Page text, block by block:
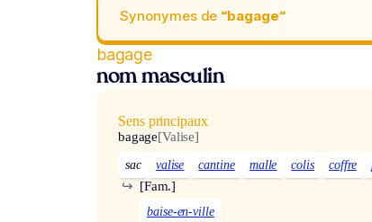
Synonymes de “bagage“
bagage
nom masculin
Sens principaux
bagage[Valise]
sac valise cantine malle colis coffre
[Fam.]
↪
baise-en-ville